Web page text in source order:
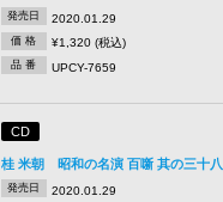
発売日 2020.01.29
価 格 ¥1,320 (税込)
品 番 UPCY-7659
CD
桂 米朝 昭和の名演 百噺 其の三十八
発売日 2020.01.29